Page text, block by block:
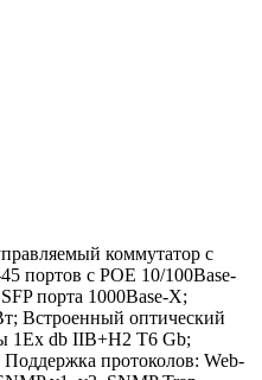
коммутатор с
портов с РОЕ 10/100Base-
порта 1000Base-X;
Встроенный оптический
1Ex db IIB+H2 T6 Gb;
протоколов: Web-